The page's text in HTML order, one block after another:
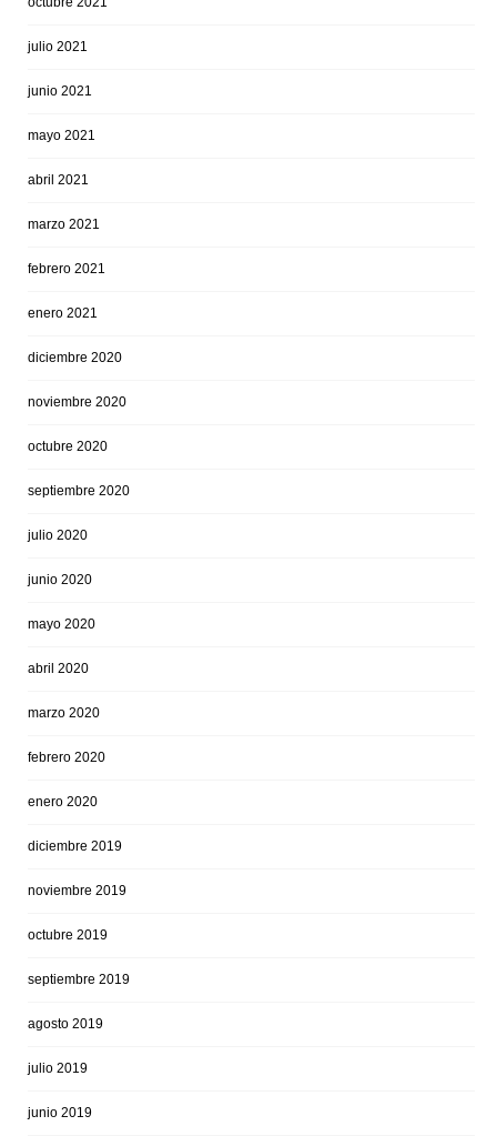
julio 2021
junio 2021
mayo 2021
abril 2021
marzo 2021
febrero 2021
enero 2021
diciembre 2020
noviembre 2020
octubre 2020
septiembre 2020
julio 2020
junio 2020
mayo 2020
abril 2020
marzo 2020
febrero 2020
enero 2020
diciembre 2019
noviembre 2019
octubre 2019
septiembre 2019
agosto 2019
julio 2019
junio 2019